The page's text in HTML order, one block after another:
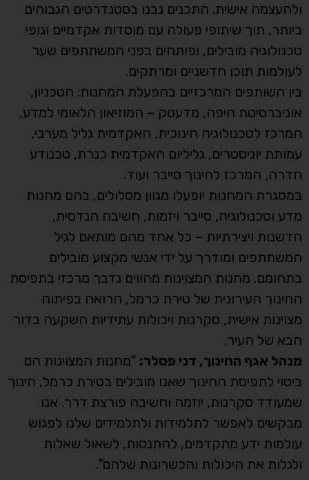
ולהעצמה אישית. התכנים נבנו בסטנדרטים הגבוהים
ביותר, תוך שיתופי פעולה עם מוסדות אקדמיים וגופי
טכנולוגיה מובילים, ופותחים בפני המשתתפים שער
לעולמות תוכן חדשניים ומרתקים.
בין השותפים המרכזיים בהפעלת המחנות: הטכניון,
אוניברסיטת חיפה, מדעטק – המוזיאון הלאומי למדע,
המרכז לטכנולוגיה חינוכית, האקדמית גליל מערבי,
עמותת יוניסטרים, גליליום האקדמית כנרת, טכנודע
חדרה, המרכז לחינוך סייבר ועוד.
במסגרת המחנות יופעלו מגוון מסלולים, בהם מחנות
מדע וטכנולוגיה, סייבר ויזמות, חשיבה הנדסית,
חדשנות ויצירתיות – כל אחד מהם מותאם לגיל
המשתתפים ומודרך על ידי אנשי מקצוע מובילים
בתחומם. מחנות המצוינות מהווים נדבך מרכזי בתפיסת
החינוך העירונית של טירת כרמל, הרואה בפיתוח
מצוינות אישית, סקרנות ויכולות עתידיות השקעה בדור
הבא של העיר.
מנהל אגף החינוך, דני פסלר: "מחנות המצוינות הם
ביטוי לתפיסת החינוך שאנו מובילים בטירת כרמל, חינוך
שמעודד סקרנות, יוזמה וחשיבה פורצת דרך. אנו
מבקשים לאפשר לתלמידות ולתלמידים שלנו לפגוש
עולמות ידע מתקדמים, להתנסות, לשאול שאלות
ולגלות את היכולות והכשרונות שלהם".